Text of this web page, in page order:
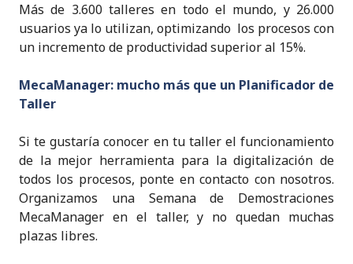
k
Más de 3.600 talleres en todo el mundo, y 26.000
usuarios ya lo utilizan, optimizando los procesos con
un incremento de productividad superior al 15%.
MecaManager: mucho más que un Planificador de
Taller
Si te gustaría conocer en tu taller el funcionamiento
de la mejor herramienta para la digitalización de
todos los procesos, ponte en contacto con nosotros.
Organizamos una Semana de Demostraciones
MecaManager en el taller, y no quedan muchas
plazas libres.